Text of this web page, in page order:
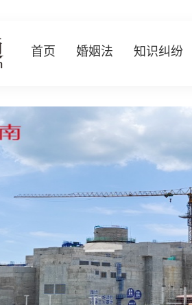
首页 婚姻法 知识纠纷